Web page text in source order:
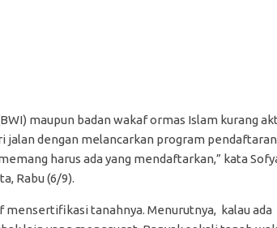
maupun badan wakaf ormas Islam kurang
dengan melancarkan program
harus ada yang mendaftarkan,” kata
Rabu (6/9).
tanahnya. Menurutnya, kalau ada